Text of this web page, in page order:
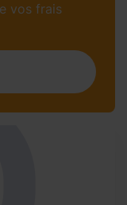
vos frais